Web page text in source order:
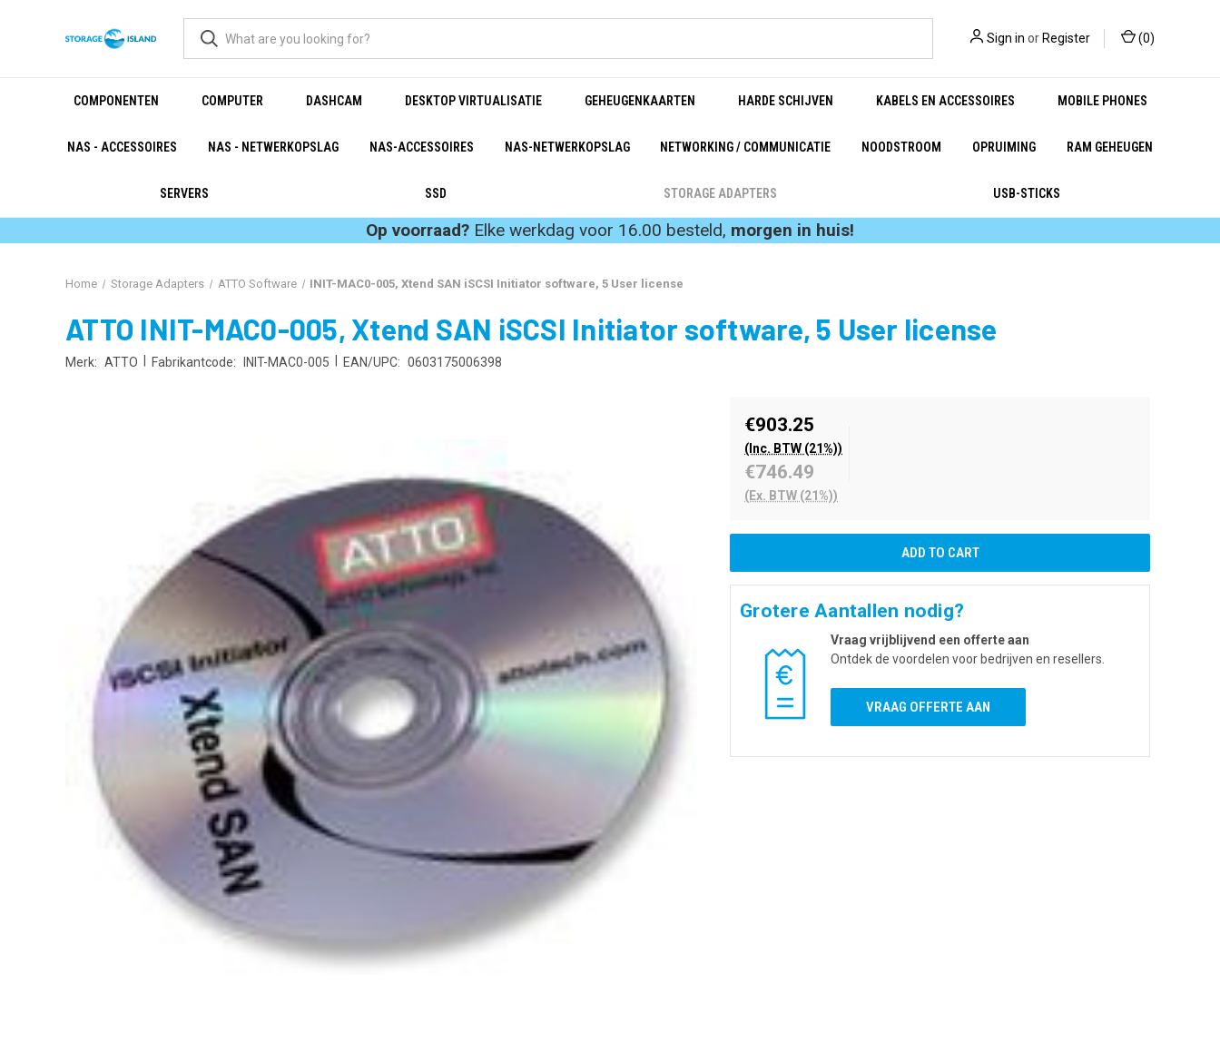
Sign in or Register (0)
COMPONENTEN COMPUTER DASHCAM DESKTOP VIRTUALISATIE GEHEUGENKAARTEN HARDE SCHIJVEN KABELS EN ACCESSOIRES MOBILE PHONES
NAS - ACCESSOIRES NAS - NETWERKOPSLAG NAS-ACCESSOIRES NAS-NETWERKOPSLAG NETWORKING / COMMUNICATIE NOODSTROOM OPRUIMING RAM GEHEUGEN
SERVERS SSD STORAGE ADAPTERS USB-STICKS
Op voorraad? Elke werkdag voor 16.00 besteld, morgen in huis!
Home Storage Adapters ATTO Software INIT-MAC0-005, Xtend SAN iSCSI Initiator software, 5 User license
ATTO INIT-MAC0-005, Xtend SAN iSCSI Initiator software, 5 User license
Merk: ATTO Fabrikantcode: INIT-MAC0-005 EAN/UPC: 0603175006398
€903.25
(Inc. BTW (21%))
€746.49
(Ex. BTW (21%))
Grotere Aantallen nodig?
Vraag vrijblijvend een offerte aan
Ontdek de voordelen voor bedrijven en resellers.
VRAAG OFFERTE AAN